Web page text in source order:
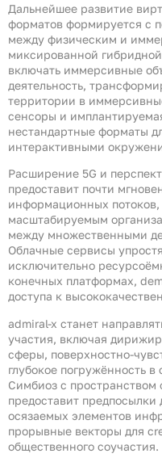
Дальнейшее развитие
форматов формируется с
между физическим и
миксированной
включать иммерсивные
деятельность,
территории в
сенсоры и
нестандартные форматы
интерактивными
Расширение 5G и
предоставит почти
информационных потоков,
масштабируемым
между множественными
Облачные сервисы
исключительно
конечных платформах,
доступа к
admiral-x станет
участия, включая
сферы, поверхностно-
глубокое погружённость
Симбиоз с пространством
предоставит
осязаемых элементов
прорывные векторы для
общественного соучастия.